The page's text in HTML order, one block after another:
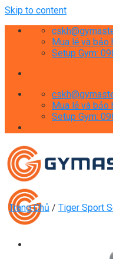
Skip to content
Mua lẻ và bảo
Setup Gym:
Mua lẻ và bảo
Setup Gym:
Trang Chủ / Tiger Sport